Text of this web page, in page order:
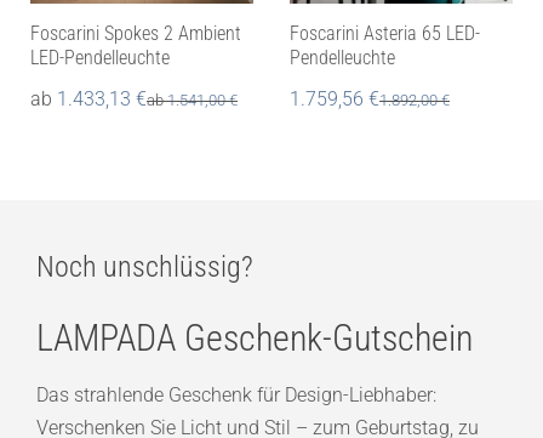
Foscarini Spokes 2 Ambient
LED-Pendelleuchte
ab 1.433,13 €ab1.541,00€
Foscarini Asteria 65 LED-
Pendelleuchte
1.759,56 €1.892,00€
Noch unschlüssig?
LAMPADA Geschenk-Gutschein
Das strahlende Geschenk für Design-Liebhaber:
Verschenken Sie Licht und Stil – zum Geburtstag, zu